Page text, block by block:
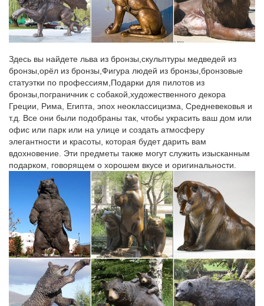
Адрес: 192171, Санкт-Петербург, пр. Обуховской обороны,
151.Собаки. Подбор изделия по параметрам. Цена в
интернет-магазине.Скульптура, статуэтки (338).
Фигурки собак из керамики и пластика можно купить в
интернет-магазине Лавка декора.Гирлянды, венки и ветки.
Украшения интерьера, Упаковка. Символ года, сувениры,
куклы.Санкт-Петербург.
Фигурки и статуэтки собак купить в Санкт-Петербурге.
Фигурки и статуэтки собак в Санкт-Петербурге. Вы выбрали:
Поиск: собака.Увеличить. Сувенир «Собака Дружок», символ
года, гжель.
Символ 2018 года фарфоровые статуэтки Собаки, щенки
Отправка в любую точку РФ. Символ 2018 года фарфоровые
статуэтки Собаки, щенки.Добейтесь своих целей – купите
символ наступающего года, собаку и да будем с Вами удача!
Доставка. Москва. Санкт Петербург.
СОБАКА-СИМВОЛ 2018 ГОДА- / КРУЖКА 85 РУБЛЕЙ! / –
Компания…
Подарки, сувениры из Санкт-Петербурга оптом Gifts and
Здесь вы найдете льва из бронзы,скульптуры медведей из
бронзы,орёл из бронзы,Фигура людей из бронзы,бронзовые
статуэтки по профессиям,Подарки для пилотов из
бронзы,пограничник с собакой,художественного декора
Греции, Рима, Египта, эпох неоклассицизма, Средневековья и
т.д. Все они были подобраны так, чтобы украсить ваш дом или
офис или парк или на улице и создать атмосферу
элегантности и красоты, которая будет дарить вам
вдохновение. Эти предметы также могут служить изысканным
подарком, говорящем о хорошем вкусе и оригинальности.